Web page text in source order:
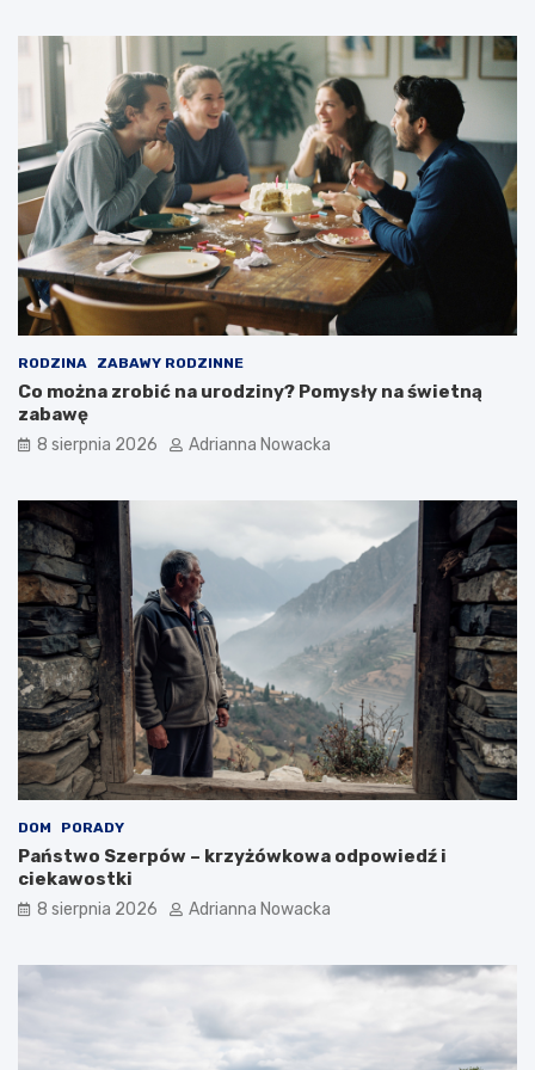
ś
i
e
?
a
RODZINA ZABAWY RODZINNE
Co można zrobić na urodziny? Pomysły na świetną
zabawę
8 sierpnia 2026 Adrianna Nowacka
DOM PORADY
Państwo Szerpów – krzyżówkowa odpowiedź i
ciekawostki
8 sierpnia 2026 Adrianna Nowacka